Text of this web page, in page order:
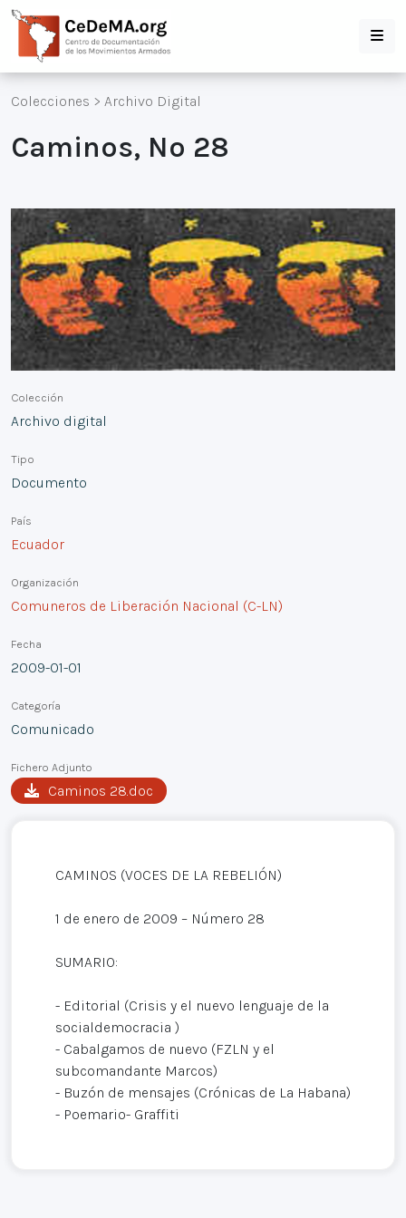
Colecciones > Archivo Digital
Caminos, Nº 28
Colección
Archivo digital
Tipo
Documento
País
Ecuador
Organización
Comuneros de Liberación Nacional (C-LN)
Fecha
2009-01-01
Categoría
Comunicado
Fichero Adjunto
Caminos 28.doc
CAMINOS (VOCES DE LA REBELIÓN)
1 de enero de 2009 – Número 28
SUMARIO:
- Editorial (Crisis y el nuevo lenguaje de la
socialdemocracia )
- Cabalgamos de nuevo (FZLN y el
subcomandante Marcos)
- Buzón de mensajes (Crónicas de La Habana)
- Poemario- Graffiti